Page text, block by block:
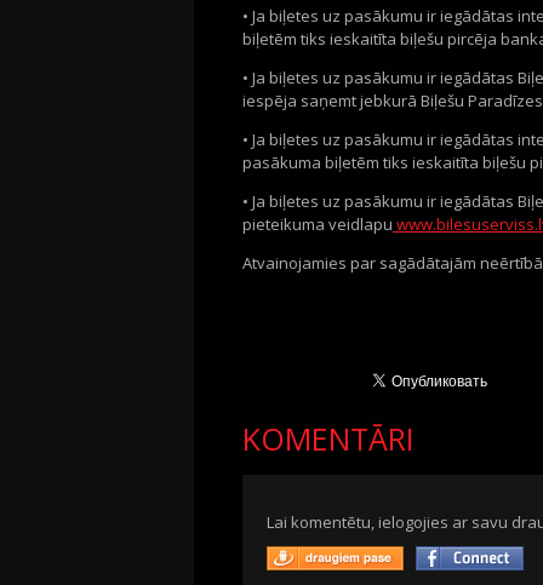
• Ja biļetes uz pasākumu ir iegādātas
biļetēm tiks ieskaitīta biļešu pircēja
• Ja biļetes uz pasākumu ir iegādātas
iespēja saņemt jebkurā Biļešu
• Ja biļetes uz pasākumu ir iegādātas
pasākuma biļetēm tiks ieskaitīta biļešu
• Ja biļetes uz pasākumu ir iegādātas
pieteikuma veidlapu
Atvainojamies par sagādātajām
KOMENTĀRI
Lai komentētu, ielogojies ar savu